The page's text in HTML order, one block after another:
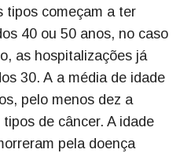
tipos começam a ter
40 ou 50 anos, no caso
as hospitalizações já
30. A a média de idade
pelo menos dez a
de câncer. A idade
pela doença